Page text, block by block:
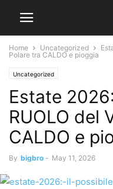
Home Uncategorized
Polare tra CALDO e pioggia
Uncategorized
Estate
RUOLO del
CALDO e
By bigbro - May 11, 2026